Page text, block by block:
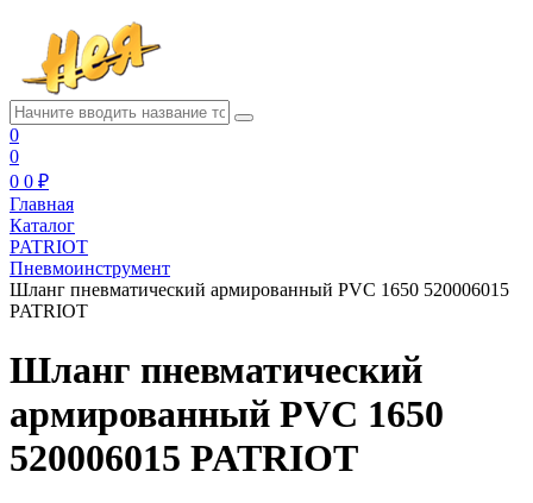
0
0
0 0 ₽
Главная
Каталог
PATRIOT
Пневмоинструмент
Шланг пневматический армированный PVC 1650 520006015
PATRIOT
Шланг пневматический
армированный PVC 1650
520006015 PATRIOT